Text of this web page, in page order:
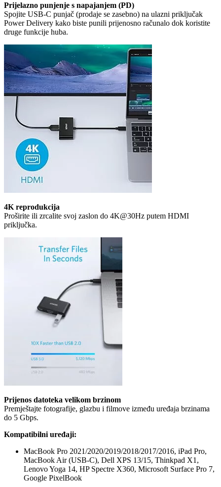
Prijelazno punjenje s napajanjem (PD)
Spojite USB-C punjač (prodaje se zasebno) na ulazni priključak
Power Delivery kako biste punili prijenosno računalo dok koristite
druge funkcije huba.
4K reprodukcija
Proširite ili zrcalite svoj zaslon do 4K@30Hz putem HDMI
priključka.
Prijenos datoteka velikom brzinom
Premještajte fotografije, glazbu i filmove između uređaja brzinama
do 5 Gbps.
Kompatibilni uređaji:
MacBook Pro 2021/2020/2019/2018/2017/2016, iPad Pro,
MacBook Air (USB-C), Dell XPS 13/15, Thinkpad X1,
Lenovo Yoga 14, HP Spectre X360, Microsoft Surface Pro 7,
Google PixelBook